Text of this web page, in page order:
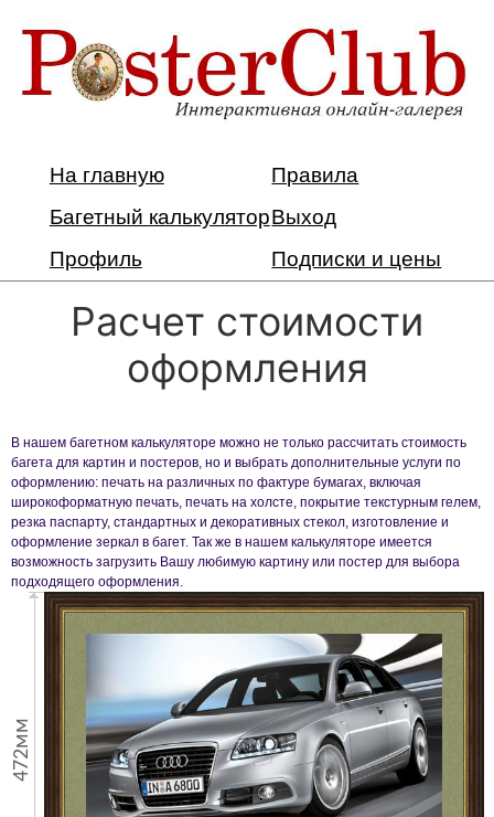
На главную
Правила
Багетный калькуляторВыход
Профиль
Подписки и цены
Расчет стоимости
оформления
В нашем багетном калькуляторе можно не только рассчитать стоимость
багета для картин и постеров, но и выбрать дополнительные услуги по
оформлению: печать на различных по фактуре бумагах, включая
широкоформатную печать, печать на холсте, покрытие текстурным гелем,
резка паспарту, стандартных и декоративных стекол, изготовление и
оформление зеркал в багет. Так же в нашем калькуляторе имеется
возможность загрузить Вашу любимую картину или постер для выбора
подходящего оформления.
472мм